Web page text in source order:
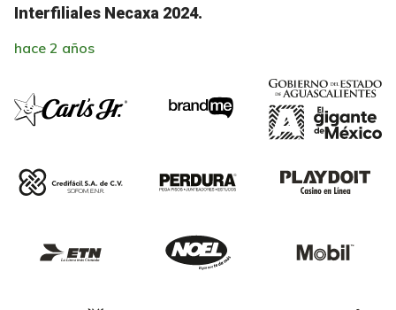
Interfiliales Necaxa 2024.
hace 2 años